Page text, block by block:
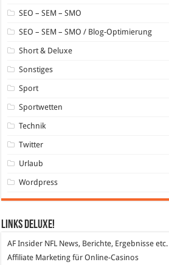
SEO – SEM – SMO
SEO – SEM – SMO / Blog-Optimierung
Short & Deluxe
Sonstiges
Sport
Sportwetten
Technik
Twitter
Urlaub
Wordpress
Links DeLuXe!
AF Insider NFL News, Berichte, Ergebnisse etc.
Affiliate Marketing für Online-Casinos